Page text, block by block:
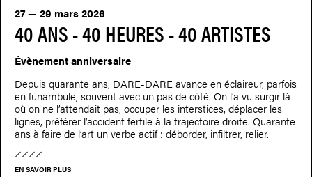
40 ANS - 40 HEURES - 40 ARTISTES
27 — 29 mars 2026
Évènement anniversaire
Depuis quarante ans, DARE-DARE avance en éclaireur, parfois
en funambule, souvent avec un pas de côté. On l’a vu surgir là
où on ne l’attendait pas, occuper les interstices, déplacer les
lignes, préférer l’accident fertile à la trajectoire droite. Quarante
ans à faire de l’art un verbe actif : déborder, infiltrer, relier.
EN SAVOIR PLUS